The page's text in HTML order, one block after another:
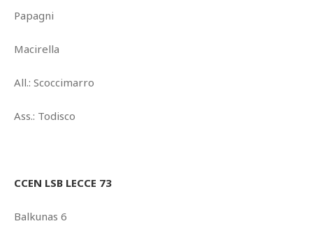
Papagni
Macirella
All.: Scoccimarro
Ass.: Todisco
CCEN LSB LECCE 73
Balkunas 6